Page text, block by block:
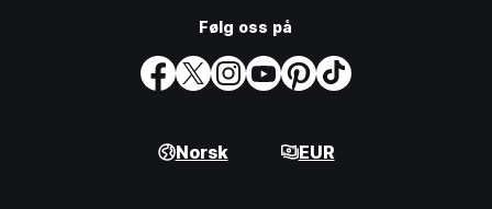
Følg oss på
Norsk EUR